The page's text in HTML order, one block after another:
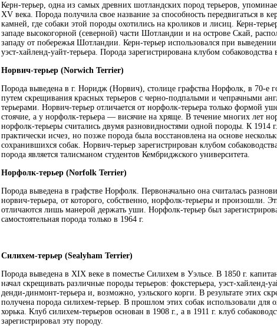
Керн-терьер, одна из самых древних шотландских пород терьеров,
XV века. Порода получила свое название за способность передвигаться в
камней, где собаки этой породы охотились на кроликов и лисиц. Керн-
западе высокогорной (северной) части Шотландии и на острове Скай,
западу от побережья Шотландии. Керн-терьер использовался при выведении
уэст-хайленд-уайт-терьера. Порода зарегистрирована клубом собаководства
Норвич-терьер (Norwich Terrier)
Порода выведена в г. Норидж (Норвич), столице графства Норфолк, в 70-е
путем скрещивания красных терьеров с черно-подпалыми и чепрачными
терьерами. Норвич-терьер отличается от норфолк-терьера только формой
стоячие, а у норфолк-терьера — висячие на хряще. В течение многих лет
норфолк-терьеры считались двумя разновидностями одной породы. К 1914
практически исчез, но позже порода была восстановлена на основе
сохранившихся собак. Норвич-терьер зарегистрирован клубом
порода является талисманом студентов Кембриджского университета.
Норфолк-терьер (Norfolk Terrier)
Порода выведена в графстве Норфолк. Первоначально она считалась
норвич-терьера, от которого, собственно, норфолк-терьеры и произошли.
отличаются лишь манерой держать уши. Норфолк-терьер был
самостоятельная порода только в 1964 г.
Силихем-терьер (Sealyham Terrier)
Порода выведена в XIX веке в поместье Силихем в Уэльсе. В 1850 г.
начал скрещивать различные породы терьеров: фокстерьера, уэст-хайленд-
денди-динмонт-терьера и, возможно, уэльского корги. В результате этих
получена порода силихем-терьер. В прошлом этих собак использовали для
хорька. Клуб силихем-терьеров основан в 1908 г., а в 1911 г. клуб
зарегистрировал эту породу.